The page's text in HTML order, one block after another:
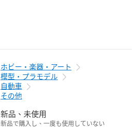
ホビー・楽器・アート
模型・プラモデル
自動車
その他
新品、未使用
新品で購入し、一度も使用していない